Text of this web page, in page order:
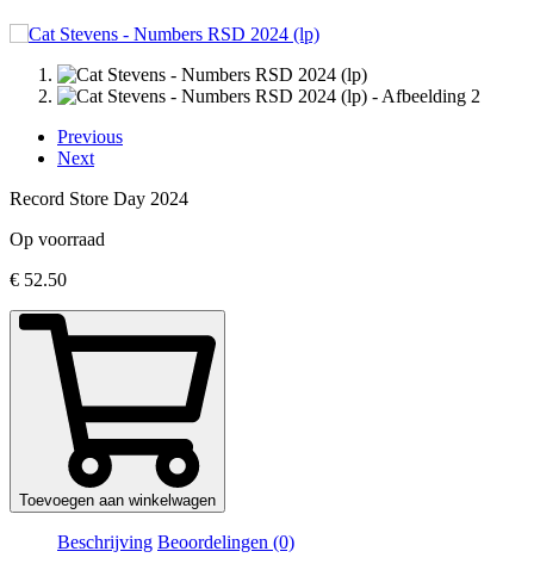
Previous
Next
Record Store Day 2024
Op voorraad
€ 52.50
Toevoegen aan winkelwagen
Beschrijving Beoordelingen (0)